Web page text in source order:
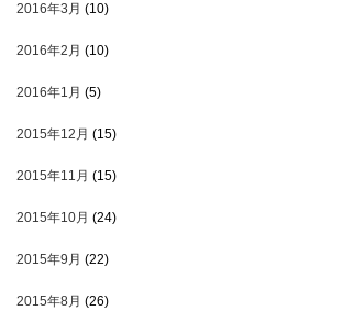
2016年3月 (10)
2016年2月 (10)
2016年1月 (5)
2015年12月 (15)
2015年11月 (15)
2015年10月 (24)
2015年9月 (22)
2015年8月 (26)